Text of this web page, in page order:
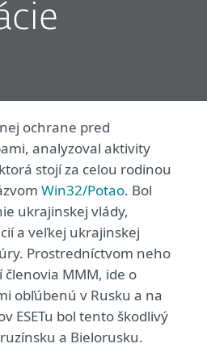
ochrane pred
analyzoval aktivity
stojí za celou rodinou
Win32/Potao. Bol
ukrajinskej vlády,
a veľkej ukrajinskej
Prostredníctvom neho
MMM, ide o
obľúbenú v Rusku a na
ESETu bol tento škodlivý
a Bielorusku.